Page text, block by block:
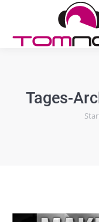
Tages-
Sie